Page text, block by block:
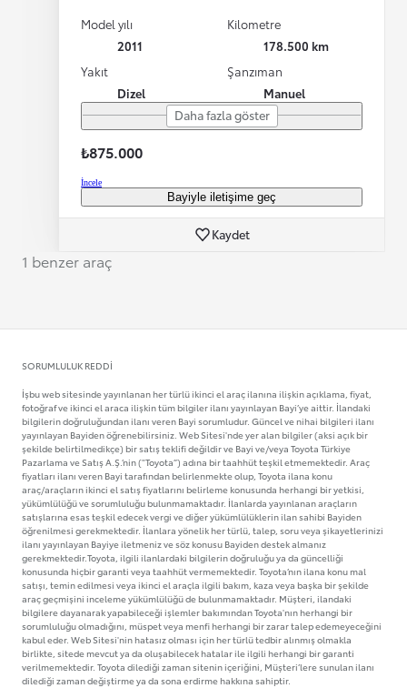
Model yılı
2011
Kilometre
178.500 km
Yakıt
Dizel
Şanzıman
Manuel
Daha fazla göster
₺875.000
İncele
Bayiyle iletişime geç
Kaydet
1 benzer araç
SORUMLULUK REDDI
İşbu web sitesinde yayınlanan her türlü ikinci el araç ilanına ilişkin açıklama, fiyat,
fotoğraf ve ikinci el araca ilişkin tüm bilgiler ilanı yayınlayan Bayi’ye aittir. İlandaki
bilgilerin doğruluğundan ilanı veren Bayi sorumludur. Güncel ve nihai bilgileri ilanı
yayınlayan Bayiden öğrenebilirsiniz. Web Sitesi'nde yer alan bilgiler (aksi açık bir
şekilde belirtilmedikçe) bir satış teklifi değildir ve Bayi ve/veya Toyota Türkiye
Pazarlama ve Satış A.Ş.’nin ("Toyota”) adına bir taahhüt teşkil etmemektedir. Araç
fiyatları ilanı veren Bayi tarafından belirlenmekte olup, Toyota ilana konu
araç/araçların ikinci el satış fiyatlarını belirleme konusunda herhangi bir yetkisi,
yükümlülüğü ve sorumluluğu bulunmamaktadır. İlanlarda yayınlanan araçların
satışlarına esas teşkil edecek vergi ve diğer yükümlülüklerin ilan sahibi Bayiden
öğrenilmesi gerekmektedir. İlanlara yönelik her türlü, talep, soru veya şikayetlerinizi
ilanı yayınlayan Bayiye iletmeniz ve söz konusu Bayiden destek almanız
gerekmektedir.Toyota, ilgili ilanlardaki bilgilerin doğruluğu ya da güncelliği
konusunda hiçbir garanti veya taahhüt vermemektedir. Toyota’nın ilana konu mal
satışı, temin edilmesi veya ikinci el araçla ilgili bakım, kaza veya başka bir şekilde
araç geçmişini inceleme yükümlülüğü de bulunmamaktadır. Müşteri, ilandaki
bilgilere dayanarak yapabileceği işlemler bakımından Toyota'nın herhangi bir
sorumluluğu olmadığını, müspet veya menfi herhangi bir zarar talep edemeyeceğini
kabul eder. Web Sitesi'nin hatasız olması için her türlü tedbir alınmış olmakla
birlikte, sitede mevcut ya da oluşabilecek hatalar ile ilgili herhangi bir garanti
verilmemektedir. Toyota dilediği zaman sitenin içeriğini, Müşteri’lere sunulan ilanı
dilediği zaman değiştirme ya da sona erdirme hakkına sahiptir.